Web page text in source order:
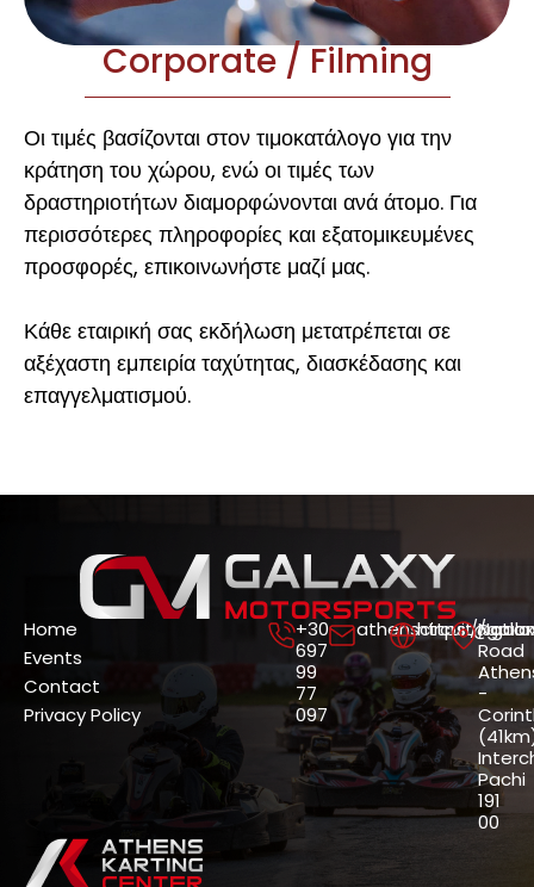
Corporate / Filming
Οι τιμές βασίζονται στον τιμοκατάλογο για την
κράτηση του χώρου, ενώ οι τιμές των
δραστηριοτήτων διαμορφώνονται ανά άτομο. Για
περισσότερες πληροφορίες και εξατομικευμένες
προσφορές, επικοινωνήστε μαζί μας.
Κάθε εταιρική σας εκδήλωση μετατρέπεται σε
αξέχαστη εμπειρία ταχύτητας, διασκέδασης και
επαγγελματισμού.
Home
Events
Contact
Privacy Policy
+30
697
99
77
097
https://
Road
-
Pachi
191
00